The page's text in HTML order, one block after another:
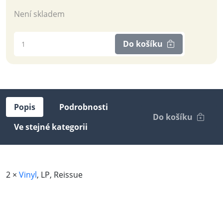
Není skladem
Do košíku
Popis
Podrobnosti
Ve stejné kategorii
Do košíku
2 × Vinyl, LP, Reissue